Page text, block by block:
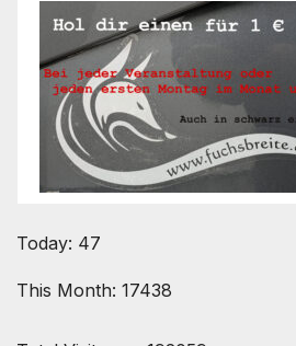
Today: 47
This Month: 17438